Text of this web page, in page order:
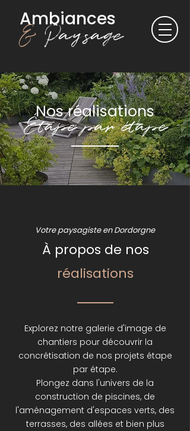
Ambiances
& Paysage
Nos réalisations
Étape par étape
Votre paysagiste en Dordorgne
À propos de nos
réalisations
Explorez notre galerie d'image de
chantiers pour découvrir la
concrétisation de nos projets étape
par étape.
Plongez dans l'univers de la
construction de piscines, de
l'aménagement d'espaces verts, des
terrasses, des allées et bien plus